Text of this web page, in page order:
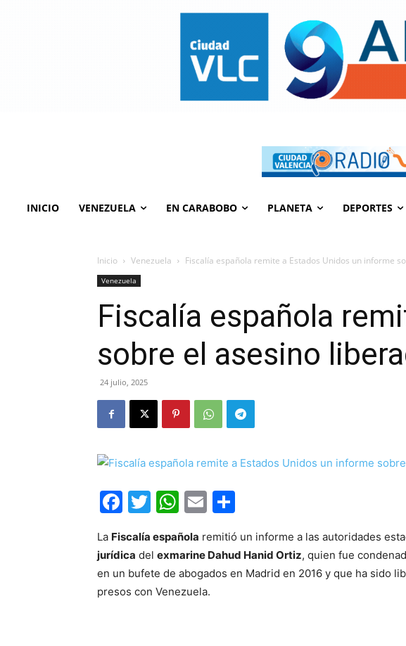
INICIO VENEZUELA EN CARABOBO PLANETA DEPORTES
Inicio Venezuela Fiscalía española remite a Estados Unidos un informe
Venezuela
Fiscalía española
sobre el asesino
24 julio, 2025
Facebook
Twitter
WhatsApp
Email
La Fiscalía española remitió un informe a las autoridades
jurídica del exmarine Dahud Hanid Ortiz, quien fue
en un bufete de abogados en Madrid en 2016 y que ha sido
presos con Venezuela.